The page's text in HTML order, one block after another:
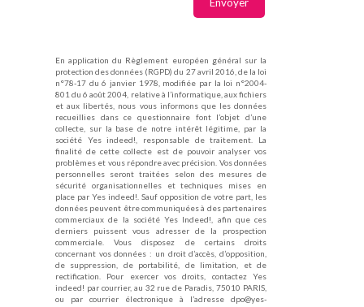
En application du Règlement européen général sur la
protection des données (RGPD) du 27 avril 2016, de la loi
n°78-17 du 6 janvier 1978, modifiée par la loi n°2004-
801 du 6 août 2004, relative à l’informatique, aux fichiers
et aux libertés, nous vous informons que les données
recueillies dans ce questionnaire font l’objet d’une
collecte, sur la base de notre intérêt légitime, par la
société Yes indeed!, responsable de traitement. La
finalité de cette collecte est de pouvoir analyser vos
problèmes et vous répondre avec précision. Vos données
personnelles seront traitées selon des mesures de
sécurité organisationnelles et techniques mises en
place par Yes indeed!. Sauf opposition de votre part, les
données peuvent être communiquées à des partenaires
commerciaux de la société Yes Indeed!, afin que ces
derniers puissent vous adresser de la prospection
commerciale. Vous disposez de certains droits
concernant vos données : un droit d’accès, d’opposition,
de suppression, de portabilité, de limitation, et de
rectification. Pour exercer vos droits, contactez Yes
indeed! par courrier, au 32 rue de Paradis, 75010 PARIS,
ou par courrier électronique à l’adresse dpo@yes-